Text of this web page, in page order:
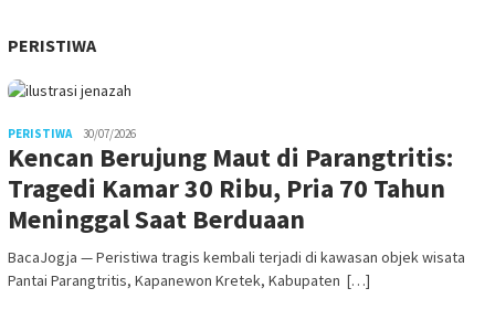
PERISTIWA
PERISTIWA 30/07/2026
Kencan Berujung Maut di Parangtritis:
Tragedi Kamar 30 Ribu, Pria 70 Tahun
Meninggal Saat Berduaan
BacaJogja — Peristiwa tragis kembali terjadi di kawasan objek wisata
Pantai Parangtritis, Kapanewon Kretek, Kabupaten […]